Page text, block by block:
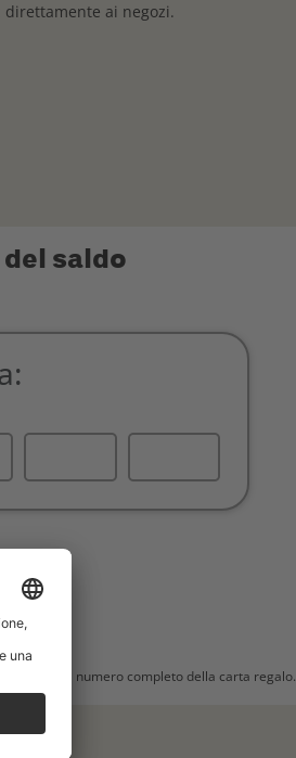
ai negozi.
saldo
indicare il numero completo della carta regalo.